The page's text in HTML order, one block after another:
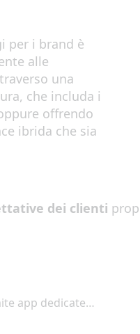
per i brand è
alle
una
che includa i
offrendo
ibrida che sia
dei clienti
app dedicate…